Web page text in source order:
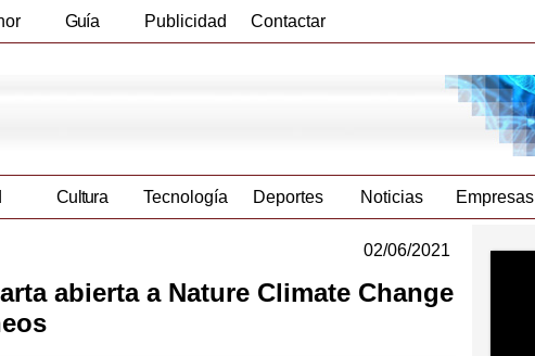
Guía Publicidad Contactar
Cultura Tecnología Deportes Noticias Empresas
02/06/2021
abierta a Nature Climate Change